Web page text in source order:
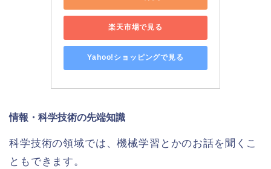
楽天市場で見る
Yahoo!ショッピングで見る
情報・科学技術の先端知識
科学技術の領域では、機械学習とかのお話を聞くこ
ともできます。